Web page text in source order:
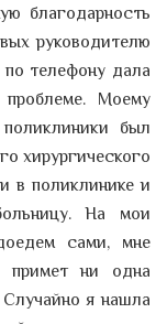
благодарность
руководителю
телефону дала
Моему
был
хирургического
в поликлинике и
На мои
сами, мне
ни одна
я нашла